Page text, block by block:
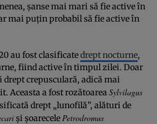
șanse mai mari să fie active în
mai puțin probabil să fie active în
au fost clasificatedrept nocturne,
fiind active în timpul zilei. Doar
drept crepusculară, adică mai
Aceasta a fost rozătoarea Sylvilagus
drept „lunofilă”, alături de
și șoarecele Petrodromus